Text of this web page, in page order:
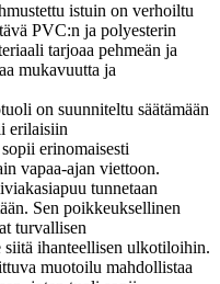
istuin on verhoiltu
PVC:n ja polyesterin
tarjoaa pehmeän ja
mukavuutta ja
on suunniteltu säätämään
erilaisiin
erinomaisesti
vapaa-ajan viettoon.
tunnetaan
Sen poikkeuksellinen
turvallisen
siitä ihanteellisen ulkotiloihin.
muotoilu mahdollistaa